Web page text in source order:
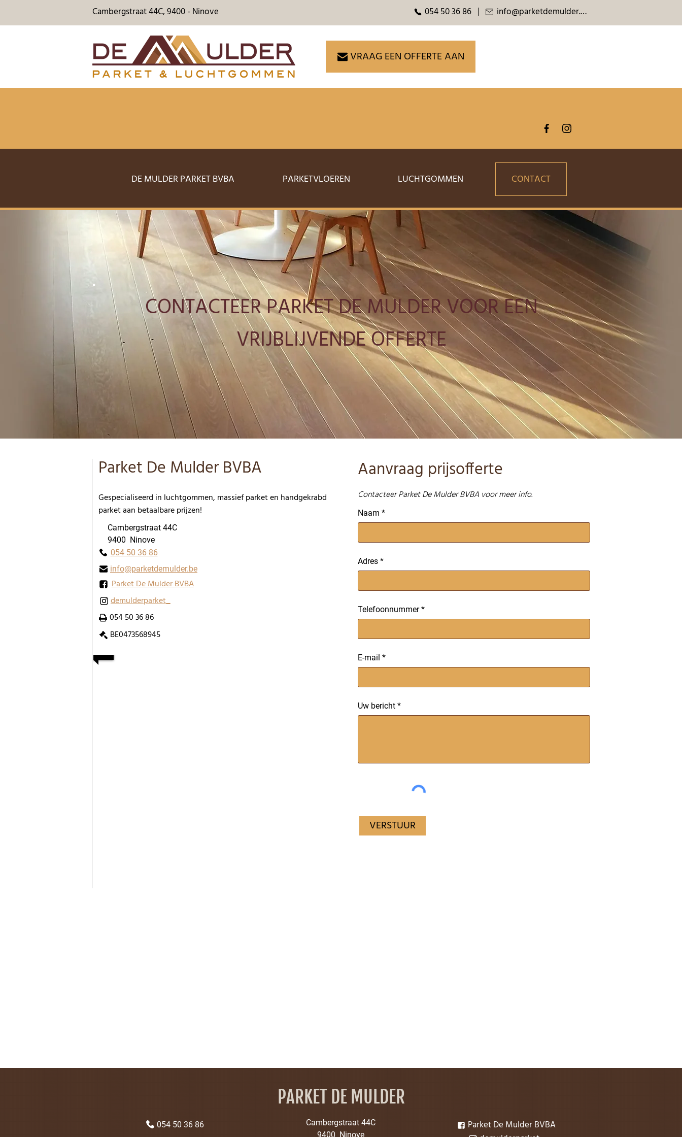
Cambergstraat 44C, 9400 - Ninove 054 50 36 86 info@parketdemulder.be
VRAAG EEN OFFERTE AAN
DE MULDER PARKET BVBA PARKETVLOEREN LUCHTGOMMEN CONTACT
CONTACTEER PARKET DE MULDER VOOR EEN
VRIJBLIJVENDE OFFERTE
Parket De Mulder BVBA
Gespecialiseerd in luchtgommen, massief parket en handgekrabd
parket aan betaalbare prijzen!
Cambergstraat 44C
9400 Ninove
054 50 36 86
info@parketdemulder.be
Parket De Mulder BVBA
demulderparket_
BE0473568945
054 50 36 86
Aanvraag prijsofferte
Contacteer Parket De Mulder BVBA voor meer info.
Naam
Adres
Telefoonnummer
E-mail
Uw bericht
VERSTUUR
PARKET DE MULDER
054 50 36 86
Cambergstraat 44C
9400 Ninove
Parket De Mulder BVBA